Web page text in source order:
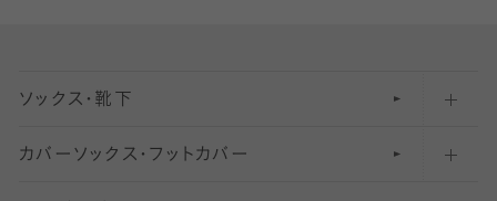
ソックス・靴下
五本指ソックス・靴下
カバーソックス・フットカバー